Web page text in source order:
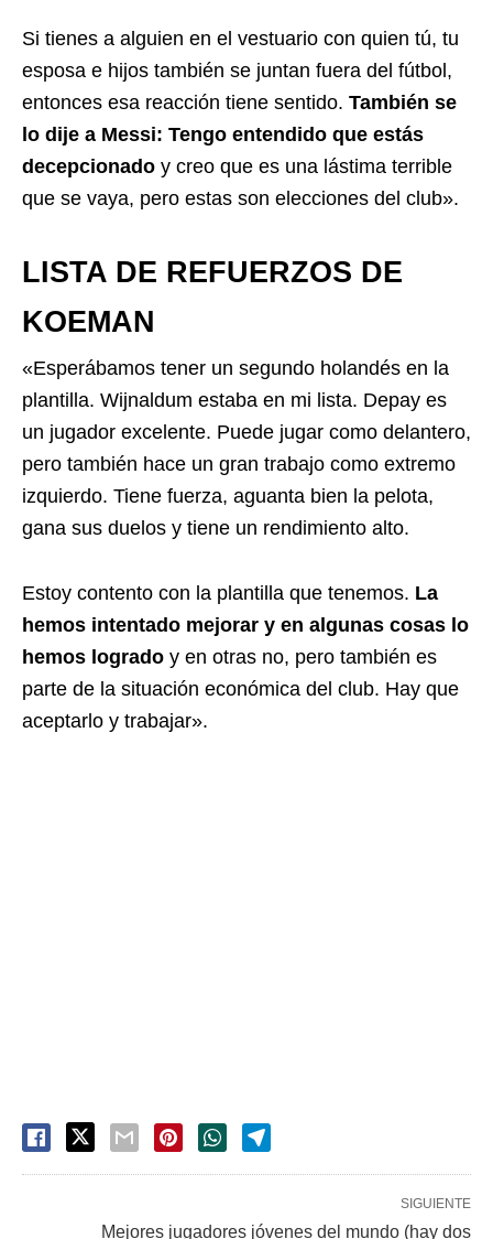
Si tienes a alguien en el vestuario con quien tú, tu
esposa e hijos también se juntan fuera del fútbol, ​​
entonces esa reacción tiene sentido. También se
lo dije a Messi: Tengo entendido que estás
decepcionado y creo que es una lástima terrible
que se vaya, pero estas son elecciones del club».
LISTA DE REFUERZOS DE
KOEMAN
«Esperábamos tener un segundo holandés en la
plantilla. Wijnaldum estaba en mi lista. Depay es
un jugador excelente. Puede jugar como delantero,
pero también hace un gran trabajo como extremo
izquierdo. Tiene fuerza, aguanta bien la pelota,
gana sus duelos y tiene un rendimiento alto.
Estoy contento con la plantilla que tenemos. La
hemos intentado mejorar y en algunas cosas lo
hemos logrado y en otras no, pero también es
parte de la situación económica del club. Hay que
aceptarlo y trabajar».
SIGUIENTE
Mejores jugadores jóvenes del mundo (hay dos